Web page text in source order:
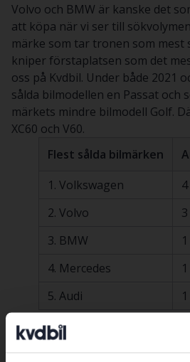
Volvo och BMW är kanske det
att köpa när vi ser till
märke som tar tronen som mest
kniper förstaplatsen som det
oss på Kvdbil. Under både 2021
sålda bilmodellen en Passat och
märkets mindre bilmodell Golf.
XC60 och V60.
Flest sålda bilmärken
1. Volkswagen
2. Volvo
3. BMW
4. Mercedes
5. Audi
Läs mer om våra mest sålda bilar